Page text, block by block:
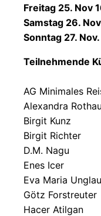
Freitag 25. Nov
Samstag 26.
Sonntag 27.
Teilnehmende
AG Minimales
Alexandra
Birgit Kunz
Birgit Richter
D.M. Nagu
Enes Icer
Eva Maria
Götz Forstreuter
Hacer Atilgan